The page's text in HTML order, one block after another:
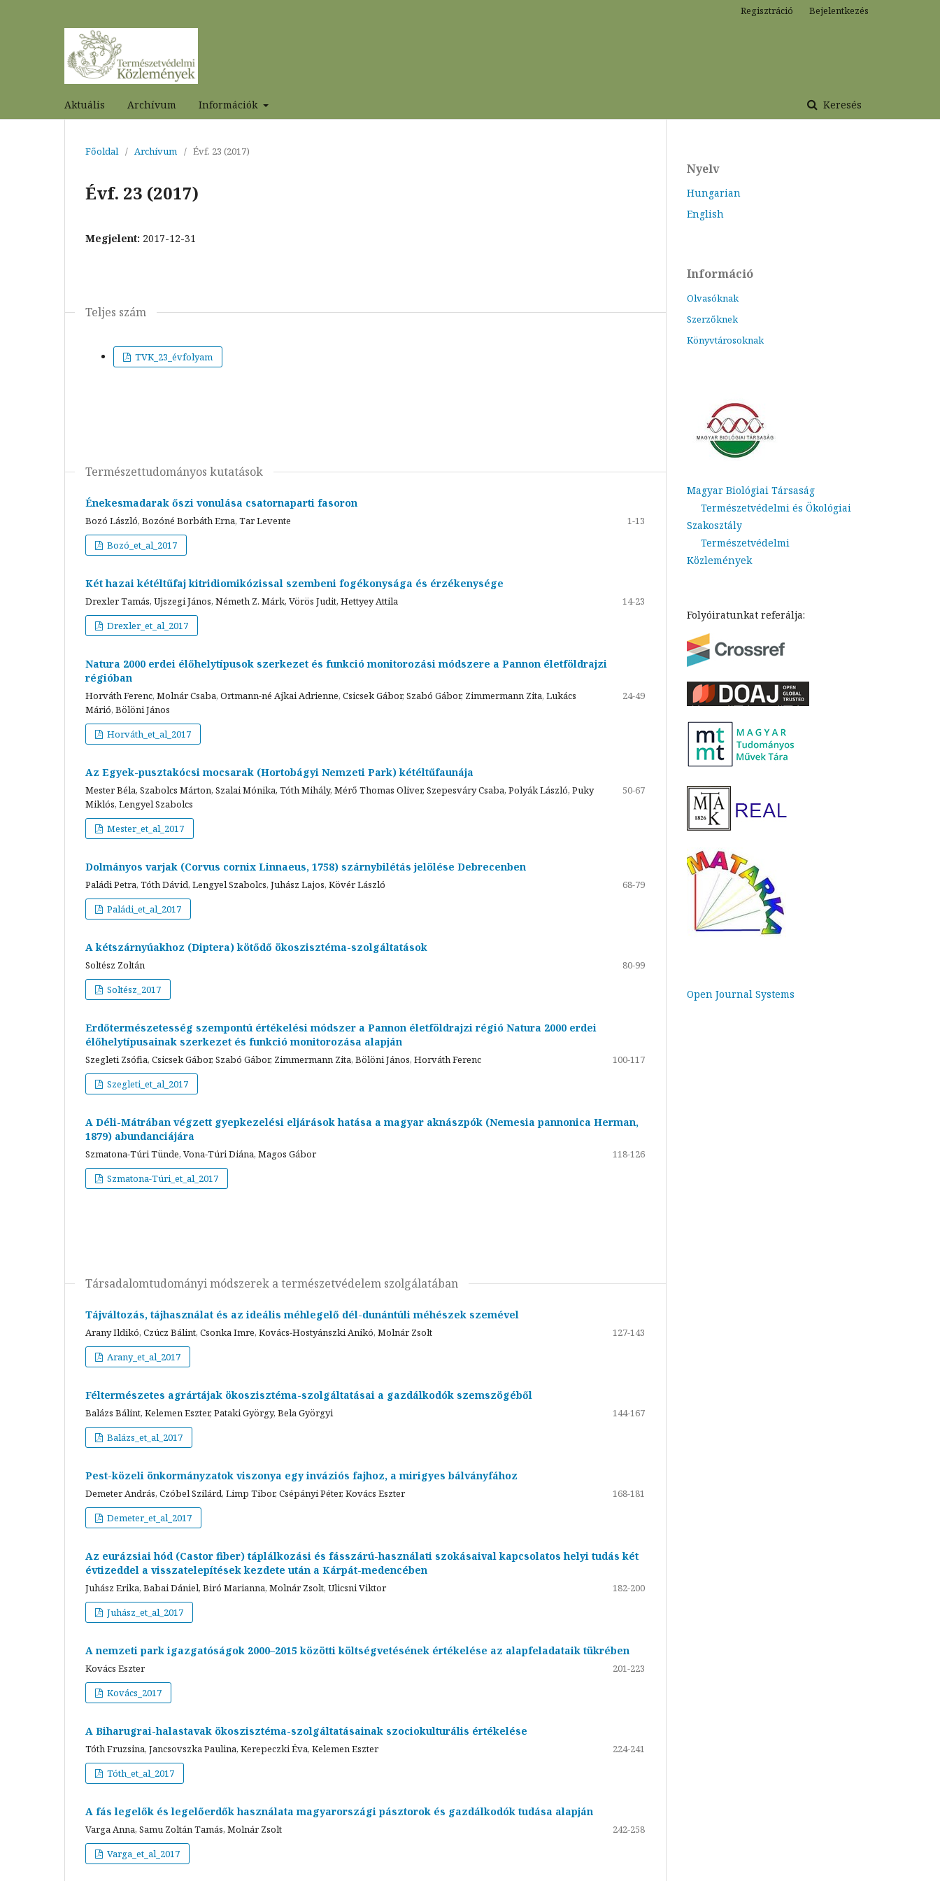
Aktuális Archívum Információk Keresés
Regisztráció Bejelentkezés
Főoldal / Archívum / Évf. 23 (2017)
Évf. 23 (2017)
Megjelent: 2017-12-31
Teljes szám
TVK_23_évfolyam
Természettudományos kutatások
Énekesmadarak őszi vonulása csatornaparti fasoron
Bozó László, Bozóné Borbáth Erna, Tar Levente
1-13
Bozó_et_al_2017
Két hazai kétéltűfaj kitridiomikózissal szembeni fogékonysága és érzékenysége
Drexler Tamás, Ujszegi János, Németh Z. Márk, Vörös Judit, Hettyey Attila
14-23
Drexler_et_al_2017
Natura 2000 erdei élőhelytípusok szerkezet és funkció monitorozási módszere a Pannon életföldrajzi
régióban
Horváth Ferenc, Molnár Csaba, Ortmann-né Ajkai Adrienne, Csicsek Gábor, Szabó Gábor, Zimmermann Zita, Lukács
Márió, Bölöni János
24-49
Horváth_et_al_2017
Az Egyek-pusztakócsi mocsarak (Hortobágyi Nemzeti Park) kétéltűfaunája
Mester Béla, Szabolcs Márton, Szalai Mónika, Tóth Mihály, Mérő Thomas Oliver, Szepesváry Csaba, Polyák László, Puky
Miklós, Lengyel Szabolcs
50-67
Mester_et_al_2017
Dolmányos varjak (Corvus cornix Linnaeus, 1758) szárnybilétás jelölése Debrecenben
Paládi Petra, Tóth Dávid, Lengyel Szabolcs, Juhász Lajos, Kövér László
68-79
Paládi_et_al_2017
A kétszárnyúakhoz (Diptera) kötődő ökoszisztéma-szolgáltatások
Soltész Zoltán
80-99
Soltész_2017
Erdőtermészetesség szempontú értékelési módszer a Pannon életföldrajzi régió Natura 2000 erdei
élőhelytípusainak szerkezet és funkció monitorozása alapján
Szegleti Zsófia, Csicsek Gábor, Szabó Gábor, Zimmermann Zita, Bölöni János, Horváth Ferenc
100-117
Szegleti_et_al_2017
A Déli-Mátrában végzett gyepkezelési eljárások hatása a magyar aknászpók (Nemesia pannonica Herman,
1879) abundanciájára
Szmatona-Túri Tünde, Vona-Túri Diána, Magos Gábor
118-126
Szmatona-Túri_et_al_2017
Társadalomtudományi módszerek a természetvédelem szolgálatában
Tájváltozás, tájhasználat és az ideális méhlegelő dél-dunántúli méhészek szemével
Arany Ildikó, Czúcz Bálint, Csonka Imre, Kovács-Hostyánszki Anikó, Molnár Zsolt
127-143
Arany_et_al_2017
Féltermészetes agrártájak ökoszisztéma-szolgáltatásai a gazdálkodók szemszögéből
Balázs Bálint, Kelemen Eszter, Pataki György, Bela Györgyi
144-167
Balázs_et_al_2017
Pest-közeli önkormányzatok viszonya egy inváziós fajhoz, a mirigyes bálványfához
Demeter András, Czóbel Szilárd, Limp Tibor, Csépányi Péter, Kovács Eszter
168-181
Demeter_et_al_2017
Az eurázsiai hód (Castor fiber) táplálkozási és fásszárú-használati szokásaival kapcsolatos helyi tudás két
évtizeddel a visszatelepítések kezdete után a Kárpát-medencében
Juhász Erika, Babai Dániel, Biró Marianna, Molnár Zsolt, Ulicsni Viktor
182-200
Juhász_et_al_2017
A nemzeti park igazgatóságok 2000–2015 közötti költségvetésének értékelése az alapfeladataik tükrében
Kovács Eszter
201-223
Kovács_2017
A Biharugrai-halastavak ökoszisztéma-szolgáltatásainak szociokulturális értékelése
Tóth Fruzsina, Jancsovszka Paulina, Kerepeczki Éva, Kelemen Eszter
224-241
Tóth_et_al_2017
A fás legelők és legelőerdők használata magyarországi pásztorok és gazdálkodók tudása alapján
Varga Anna, Samu Zoltán Tamás, Molnár Zsolt
242-258
Varga_et_al_2017
Nyelv
Hungarian
English
Információ
Olvasóknak
Szerzőknek
Könyvtárosoknak
Magyar Biológiai Társaság
Természetvédelmi és Ökológiai
Szakosztály
Természetvédelmi
Közlemények
Folyóiratunkat referálja:
Open Journal Systems